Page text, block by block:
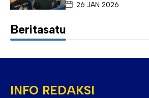
26 JAN 2026
Beritasatu
INFO REDAKSI